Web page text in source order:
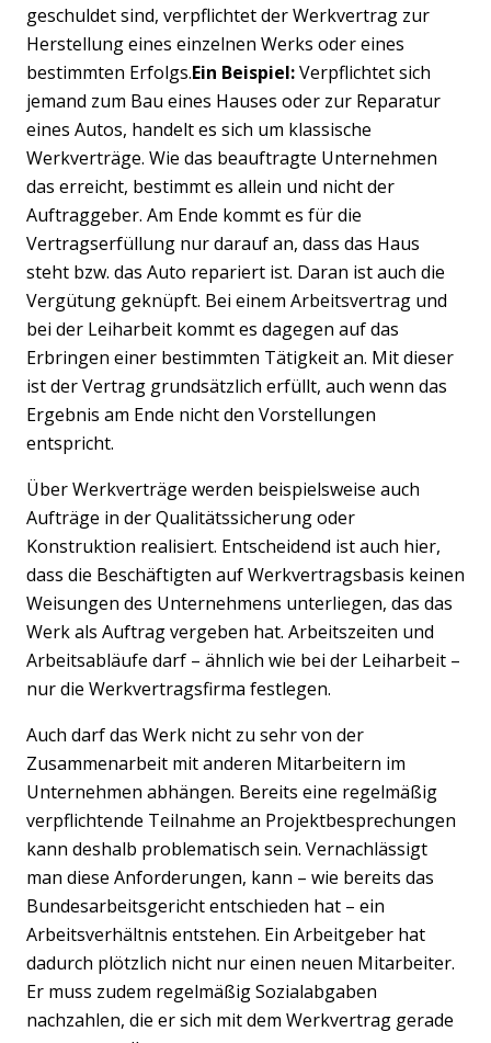
geschuldet sind, verpflichtet der Werkvertrag zur
Herstellung eines einzelnen Werks oder eines
bestimmten Erfolgs.Ein Beispiel:Verpflichtet sich
jemand zum Bau eines Hauses oder zur Reparatur
eines Autos, handelt es sich um klassische
Werkverträge. Wie das beauftragte Unternehmen
das erreicht, bestimmt es allein und nicht der
Auftraggeber. Am Ende kommt es für die
Vertragserfüllung nur darauf an, dass das Haus
steht bzw. das Auto repariert ist. Daran ist auch die
Vergütung geknüpft. Bei einem Arbeitsvertrag und
bei der Leiharbeit kommt es dagegen auf das
Erbringen einer bestimmten Tätigkeit an. Mit dieser
ist der Vertrag grundsätzlich erfüllt, auch wenn das
Ergebnis am Ende nicht den Vorstellungen
entspricht.
Über Werkverträge werden beispielsweise auch
Aufträge in der Qualitätssicherung oder
Konstruktion realisiert. Entscheidend ist auch hier,
dass die Beschäftigten auf Werkvertragsbasis keinen
Weisungen des Unternehmens unterliegen, das das
Werk als Auftrag vergeben hat. Arbeitszeiten und
Arbeitsabläufe darf – ähnlich wie bei der Leiharbeit –
nur die Werkvertragsfirma festlegen.
Auch darf das Werk nicht zu sehr von der
Zusammenarbeit mit anderen Mitarbeitern im
Unternehmen abhängen. Bereits eine regelmäßig
verpflichtende Teilnahme an Projektbesprechungen
kann deshalb problematisch sein. Vernachlässigt
man diese Anforderungen, kann – wie bereits das
Bundesarbeitsgericht entschieden hat – ein
Arbeitsverhältnis entstehen. Ein Arbeitgeber hat
dadurch plötzlich nicht nur einen neuen Mitarbeiter.
Er muss zudem regelmäßig Sozialabgaben
nachzahlen, die er sich mit dem Werkvertrag gerade